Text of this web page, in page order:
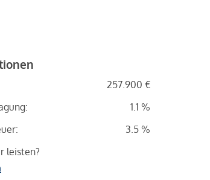
257.900 €
1.1 %
3.5 %
leisten?